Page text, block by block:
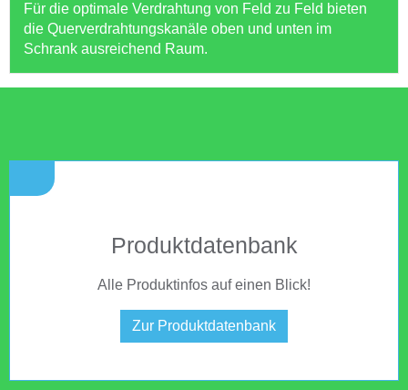
Für die optimale Verdrahtung von Feld zu Feld bieten
die Querverdrahtungskanäle oben und unten im
Schrank ausreichend Raum.
Produktdatenbank
Alle Produktinfos auf einen Blick!
Zur Produktdatenbank